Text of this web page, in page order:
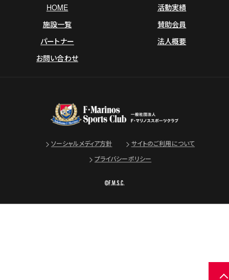
HOME
活動実績
施設一覧
賛助会員
パートナー
法人概要
お問い合わせ
ソーシャルメディア方針
サイトのご利用について
プライバシーポリシー